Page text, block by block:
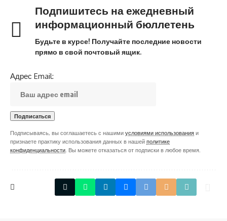
Подпишитесь на ежедневный
информационный бюллетень
Будьте в курсе! Получайте последние новости
прямо в свой почтовый ящик.
Адрес Email:
Подписываясь, вы соглашаетесь с нашими условиями использования и
признаете практику использования данных в нашей политике
конфиденциальности . Вы можете отказаться от подписки в любое время.